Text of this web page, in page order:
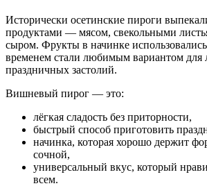
Исторически осетинские пироги
продуктами — мясом, свекольными
сыром. Фрукты в начинке
временем стали любимым вариантом для
праздничных застолий.
Вишневый пирог — это:
лёгкая сладость без приторности,
быстрый способ приготовить
начинка, которая хорошо держит
сочной,
универсальный вкус, который
всем.